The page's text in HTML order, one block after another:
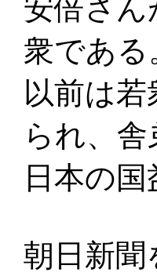
安倍さ
衆である
以前は
られ、
日本の
朝日新聞